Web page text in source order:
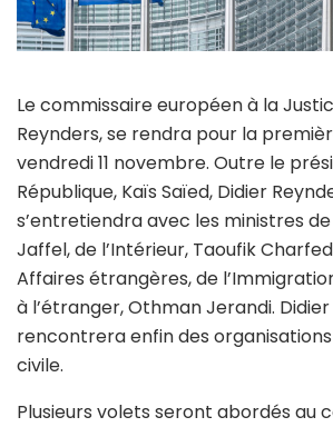
Le commissaire européen à la
Reynders, se rendra pour la
vendredi 11 novembre. Outre le
République, Kaïs Saïed, Didier
s’entretiendra avec les ministres
Jaffel, de l’Intérieur, Taoufik
Affaires étrangères, de
à l’étranger, Othman Jerandi.
rencontrera enfin des
civile.
Plusieurs volets seront abordés au